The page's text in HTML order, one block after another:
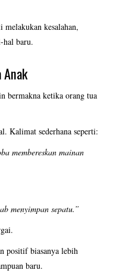
kesalahan,
hal baru.
bermakna ketika orang tua
Kalimat sederhana seperti:
membereskan mainan
menyimpan sepatu.”
positif biasanya lebih
baru.